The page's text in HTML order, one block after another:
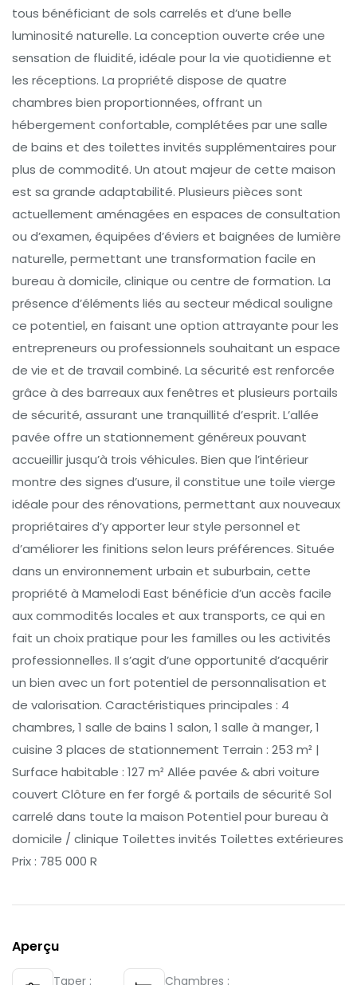
tous bénéficiant de sols carrelés et d’une belle
luminosité naturelle. La conception ouverte crée une
sensation de fluidité, idéale pour la vie quotidienne et
les réceptions. La propriété dispose de quatre
chambres bien proportionnées, offrant un
hébergement confortable, complétées par une salle
de bains et des toilettes invités supplémentaires pour
plus de commodité. Un atout majeur de cette maison
est sa grande adaptabilité. Plusieurs pièces sont
actuellement aménagées en espaces de consultation
ou d’examen, équipées d’éviers et baignées de lumière
naturelle, permettant une transformation facile en
bureau à domicile, clinique ou centre de formation. La
présence d’éléments liés au secteur médical souligne
ce potentiel, en faisant une option attrayante pour les
entrepreneurs ou professionnels souhaitant un espace
de vie et de travail combiné. La sécurité est renforcée
grâce à des barreaux aux fenêtres et plusieurs portails
de sécurité, assurant une tranquillité d’esprit. L’allée
pavée offre un stationnement généreux pouvant
accueillir jusqu’à trois véhicules. Bien que l’intérieur
montre des signes d’usure, il constitue une toile vierge
idéale pour des rénovations, permettant aux nouveaux
propriétaires d’y apporter leur style personnel et
d’améliorer les finitions selon leurs préférences. Située
dans un environnement urbain et suburbain, cette
propriété à Mamelodi East bénéficie d’un accès facile
aux commodités locales et aux transports, ce qui en
fait un choix pratique pour les familles ou les activités
professionnelles. Il s’agit d’une opportunité d’acquérir
un bien avec un fort potentiel de personnalisation et
de valorisation. Caractéristiques principales : 4
chambres, 1 salle de bains 1 salon, 1 salle à manger, 1
cuisine 3 places de stationnement Terrain : 253 m² |
Surface habitable : 127 m² Allée pavée & abri voiture
couvert Clôture en fer forgé & portails de sécurité Sol
carrelé dans toute la maison Potentiel pour bureau à
domicile / clinique Toilettes invités Toilettes extérieures
Prix : 785 000 R
Aperçu
Taper : Chambres :